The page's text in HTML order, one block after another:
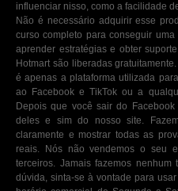
influenciar nisso, como a facilidade
Não é necessário adquirir esse
curso completo para conseguir
aprender estratégias e obter
Hotmart são liberadas
é apenas a plataforma utilizada
ao Facebook e TikTok ou a
Depois que você sair do
deles e sim do nosso site.
claramente e mostrar todas as
reais. Nós não vendemos o seu
terceiros. Jamais fazemos
dúvida, sinta-se à vontade para